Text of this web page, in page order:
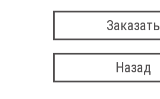
Заказать
Назад